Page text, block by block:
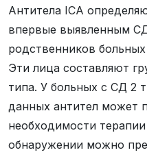
Антитела ICA
впервые выявленным
родственников
Эти лица составляют
типа. У больных с СД 2
данных антител может
необходимости
обнаружении можно